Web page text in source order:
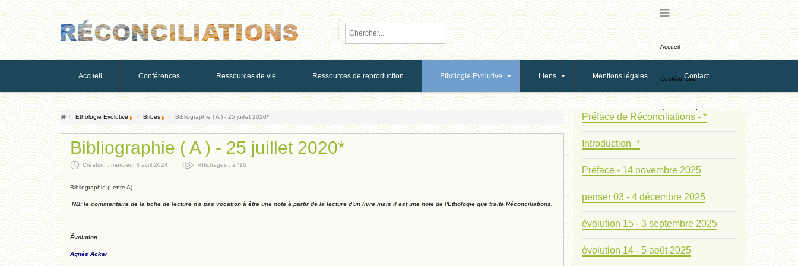
Accueil Conférences Ressources de vie Ressources de reproduction Ethologie Evolutive Liens Mentions légales Contact
Accueil
Conférences
Ressources de vie
Ethologie Evolutive
Ethologie Evolutive Bribes Bibliographie ( A ) - 25 juillet 2020*
Bibliographie ( A ) - 25 juillet 2020*
Création : mercredi 3 avril 2024 Affichages : 2716
Bibliographie (Lettre A)
NB: le commentaire de la fiche de lecture n'a pas vocation à être une note à partir de la lecture d'un livre mais il est une note de l'Ethologie que traite Réconciliations.
Évolution
Agnès Acker
Préface de Réconciliations - *
Introduction -*
Préface - 14 novembre 2025
penser 03 - 4 décembre 2025
évolution 15 - 3 septembre 2025
évolution 14 - 5 août 2025